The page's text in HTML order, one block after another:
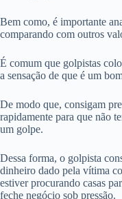
Bem como, é importante
comparando com outros
É comum que golpistas
a sensação de que é um
De modo que, consigam
rapidamente para que não
um golpe.
Dessa forma, o golpista
dinheiro dado pela vítima
estiver procurando casas
feche negócio sob pressão.